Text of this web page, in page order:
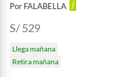
Por FALABELLA
S/ 529
Llega mañana
Retira mañana